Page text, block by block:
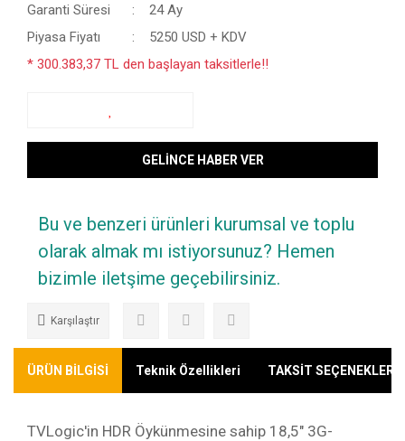
Garanti Süresi
24 Ay
Piyasa Fiyatı
5250 USD + KDV
* 300.383,37 TL den başlayan taksitlerle!!
GELİNCE HABER VER
Bu ve benzeri ürünleri kurumsal ve toplu
olarak almak mı istiyorsunuz? Hemen
bizimle iletşime geçebilirsiniz.
Karşılaştır
ÜRÜN BİLGİSİ Teknik Özellikleri TAKSİT SEÇENEKLERİ
TVLogic'in HDR Öykünmesine sahip 18,5" 3G-